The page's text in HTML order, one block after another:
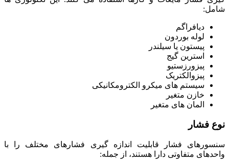
شامل:
دیافراگم
لوله بوردون
پیستون یا سیلندر
استرین گیج
پیزورزستیو
پیزوالکتریک
سیستم های میکرو الکترومکانیکی
خازن متغیر
المان های متغیر
نوع فشار
سنسورهای فشار قابلیت اندازه گیری فشارهای مختلف را با
واحدهای متفاوتی دارا هستند، از جمله: